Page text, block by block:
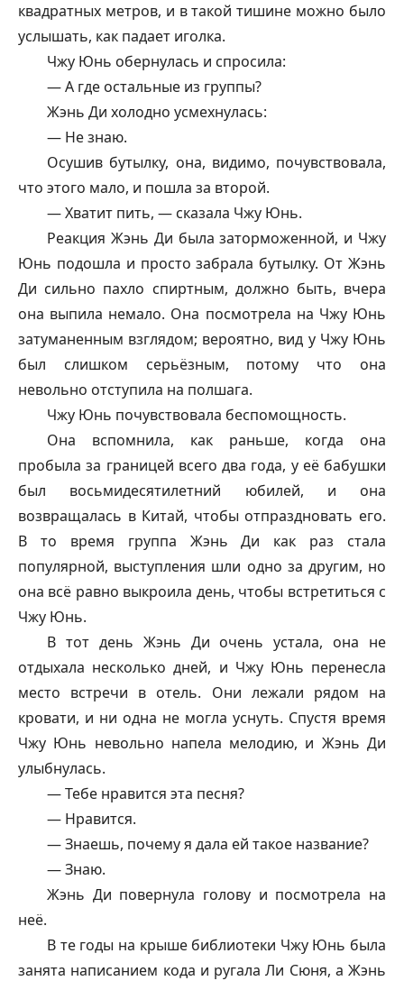
квадратных метров, и в такой тишине можно было
услышать, как падает иголка.
Чжу Юнь обернулась и спросила:
— А где остальные из группы?
Жэнь Ди холодно усмехнулась:
— Не знаю.
Осушив бутылку, она, видимо, почувствовала,
что этого мало, и пошла за второй.
— Хватит пить, — сказала Чжу Юнь.
Реакция Жэнь Ди была заторможенной, и Чжу
Юнь подошла и просто забрала бутылку. От Жэнь
Ди сильно пахло спиртным, должно быть, вчера
она выпила немало. Она посмотрела на Чжу Юнь
затуманенным взглядом; вероятно, вид у Чжу Юнь
был слишком серьёзным, потому что она
невольно отступила на полшага.
Чжу Юнь почувствовала беспомощность.
Она вспомнила, как раньше, когда она
пробыла за границей всего два года, у её бабушки
был восьмидесятилетний юбилей, и она
возвращалась в Китай, чтобы отпраздновать его.
В то время группа Жэнь Ди как раз стала
популярной, выступления шли одно за другим, но
она всё равно выкроила день, чтобы встретиться с
Чжу Юнь.
В тот день Жэнь Ди очень устала, она не
отдыхала несколько дней, и Чжу Юнь перенесла
место встречи в отель. Они лежали рядом на
кровати, и ни одна не могла уснуть. Спустя время
Чжу Юнь невольно напела мелодию, и Жэнь Ди
улыбнулась.
— Тебе нравится эта песня?
— Нравится.
— Знаешь, почему я дала ей такое название?
— Знаю.
Жэнь Ди повернула голову и посмотрела на
неё.
В те годы на крыше библиотеки Чжу Юнь была
занята написанием кода и ругала Ли Сюня, а Жэнь